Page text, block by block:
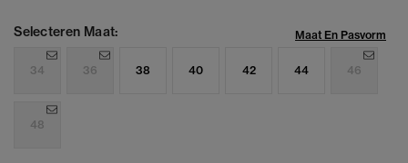
Selecteren Maat: Maat En Pasvorm
34 36 38 40 42 44 46
48